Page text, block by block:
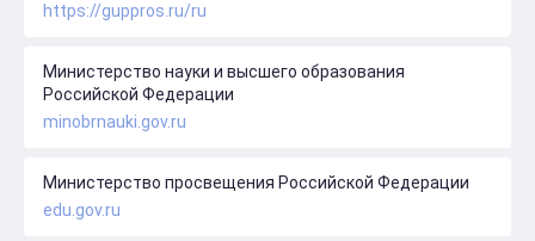
https://guppros.ru/ru
Министерство науки и высшего образования
Российской Федерации
minobrnauki.gov.ru
Министерство просвещения Российской Федерации
edu.gov.ru